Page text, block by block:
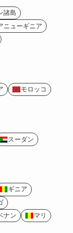
諸島
ニューギニア
モロッコ
スーダン
ギニア
ナン
マリ